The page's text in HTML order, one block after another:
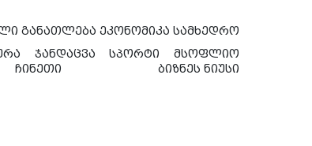
განათლება ეკონომიკა სამხედრო
ჯანდაცვა სპორტი
მსოფლიო
ჩინეთი ბიზნეს ნიუსი